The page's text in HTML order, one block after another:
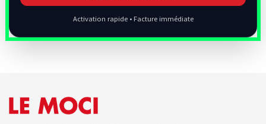
Activation rapide • Facture immédiate